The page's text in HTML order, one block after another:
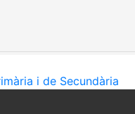
i de Secundària